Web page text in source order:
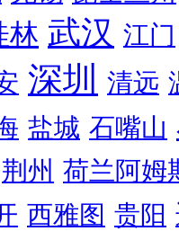
林 武汉 江门
深圳 清远
盐城 石嘴山
荆州 荷兰阿姆
西雅图 贵阳